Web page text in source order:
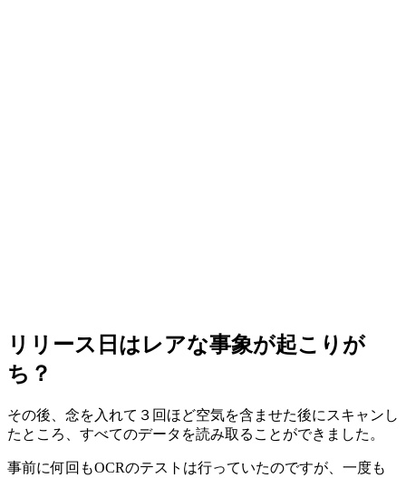
リリース日はレアな事象が起こりが
ち？
その後、念を入れて３回ほど空気を含ませた後にスキャンし
たところ、すべてのデータを読み取ることができました。
事前に何回もOCRのテストは行っていたのですが、一度も